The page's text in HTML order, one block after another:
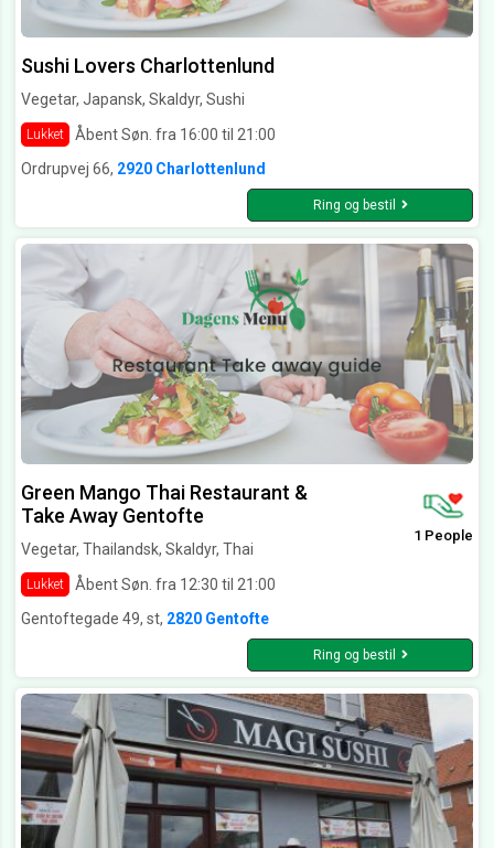
Sushi Lovers Charlottenlund
Vegetar, Japansk, Skaldyr, Sushi
Lukket
Åbent Søn. fra 16:00 til 21:00
Ordrupvej 66, 2920 Charlottenlund
Ring og bestil
Green Mango Thai Restaurant &
Take Away Gentofte
Vegetar, Thailandsk, Skaldyr, Thai
Lukket Åbent Søn. fra 12:30 til 21:00
1 People
Gentoftegade 49, st, 2820 Gentofte
Ring og bestil